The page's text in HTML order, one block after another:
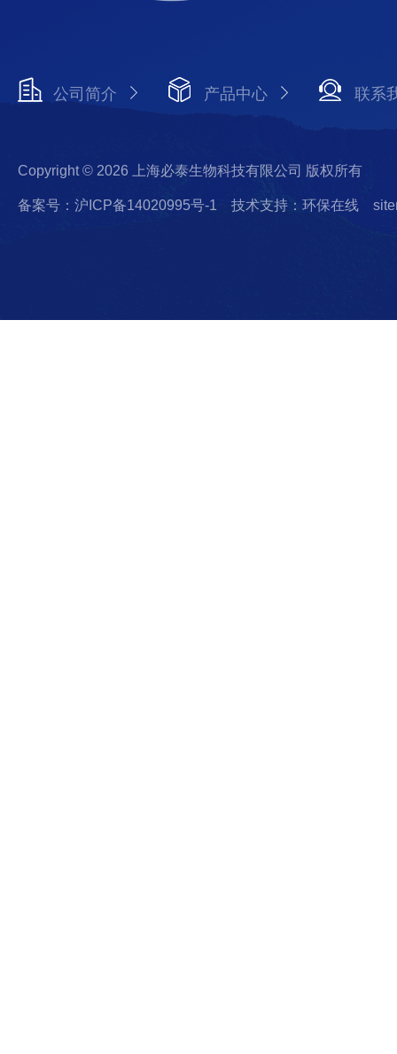
公司简介 产品中心 联系
Copyright © 2026 上海必泰生物科技有限公司 版权所有
备案号：沪ICP备14020995号-1 技术支持：环保在线